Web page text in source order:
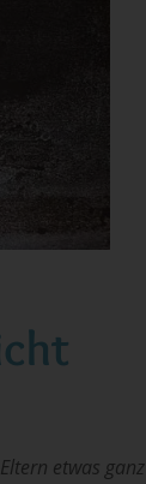
etwas ganz